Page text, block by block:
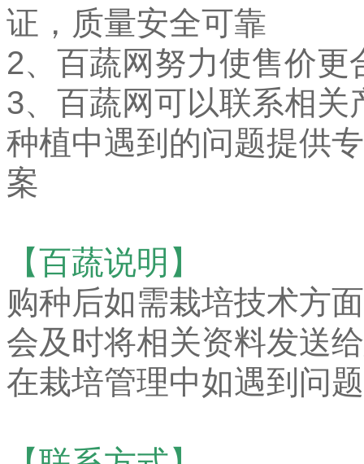
证，质量安全可靠
2、百蔬网努力使售价
3、百蔬网可以联系相
种植中遇到的问题提供
案
【百蔬说明】
购种后如需栽培技术方
会及时将相关资料发送
在栽培管理中如遇到问